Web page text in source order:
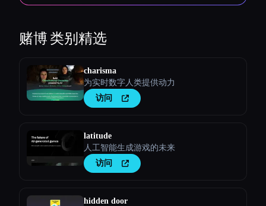
赌博类别精选
charisma
为实时数字人类提供动力
访问
latitude
人工智能生成游戏的未来
访问
hidden door